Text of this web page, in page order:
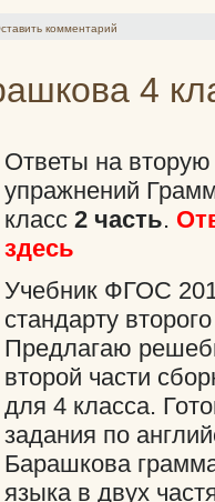
комментарий
4
Ответы на вторую
упражнений
класс 2 часть.
здесь
Учебник ФГОС
стандарту
Предлагаю
второй части
для 4 класса.
задания по
Барашкова
языка в двух